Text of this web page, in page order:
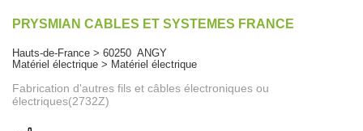
PRYSMIAN CABLES ET SYSTEMES FRANCE
Hauts-de-France > 60250 ANGY
Matériel électrique > Matériel électrique
Fabrication d'autres fils et câbles électroniques ou
électriques(2732Z)